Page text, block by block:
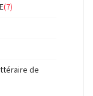
(7)
de